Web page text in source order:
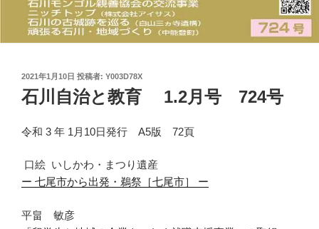
投
稿
日:
2021年1月10日 投稿者: Y003D78X
石川自治と教育 1.2月号 724号
令和 3 年 1月10日発行 A5版 72頁
口絵 いしかわ ・ まつ り遺産
ー 七尾市から出発・鵜祭 ［七尾市］ ー
平畠 敏彦